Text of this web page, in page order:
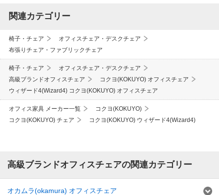
関連カテゴリー
椅子・チェア
オフィスチェア・デスクチェア
布張りチェア・ファブリックチェア
椅子・チェア
オフィスチェア・デスクチェア
高級ブランドオフィスチェア
コクヨ(KOKUYO) オフィスチェア
ウィザード4(Wizard4) コクヨ(KOKUYO) オフィスチェア
オフィス家具 メーカー一覧
コクヨ(KOKUYO)
コクヨ(KOKUYO) チェア
コクヨ(KOKUYO) ウィザード4(Wizard4)
高級ブランドオフィスチェアの関連カテゴリー
オカムラ(okamura) オフィスチェア